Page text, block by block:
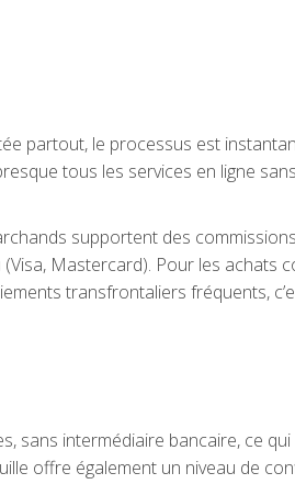
partout, le processus est
tous les services en ligne
supportent des
Mastercard). Pour les achats
transfrontaliers fréquents,
sans intermédiaire bancaire, ce
offre également un niveau de